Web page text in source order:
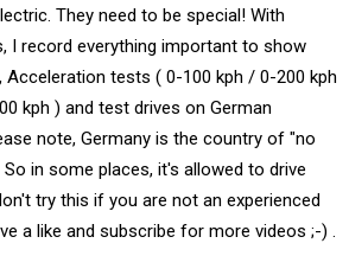
They need to be special! With
I record everything important to show
Acceleration tests ( 0-100 kph / 0-200 kph
kph ) and test drives on German
note, Germany is the country of "no
in some places, it's allowed to drive
try this if you are not an experienced
a like and subscribe for more videos ;-) .